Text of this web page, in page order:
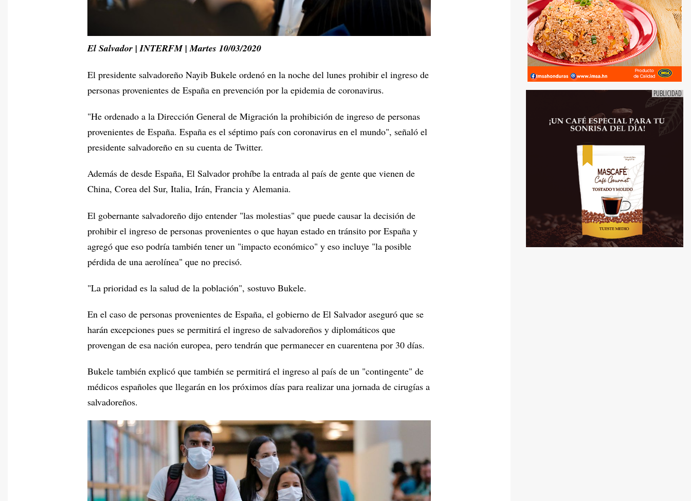
El Salvador | INTERFM | Martes 10/03/2020
El presidente salvadoreño Nayib Bukele ordenó en la noche del lunes prohibir el ingreso de
personas provenientes de España en prevención por la epidemia de coronavirus.
"He ordenado a la Dirección General de Migración la prohibición de ingreso de personas
provenientes de España. España es el séptimo país con coronavirus en el mundo", señaló el
presidente salvadoreño en su cuenta de Twitter.
Además de desde España, El Salvador prohíbe la entrada al país de gente que vienen de
China, Corea del Sur, Italia, Irán, Francia y Alemania.
El gobernante salvadoreño dijo entender "las molestias" que puede causar la decisión de
prohibir el ingreso de personas provenientes o que hayan estado en tránsito por España y
agregó que eso podría también tener un "impacto económico" y eso incluye "la posible
pérdida de una aerolínea" que no precisó.
"La prioridad es la salud de la población", sostuvo Bukele.
En el caso de personas provenientes de España, el gobierno de El Salvador aseguró que se
harán excepciones pues se permitirá el ingreso de salvadoreños y diplomáticos que
provengan de esa nación europea, pero tendrán que permanecer en cuarentena por 30 días.
Bukele también explicó que también se permitirá el ingreso al país de un "contingente" de
médicos españoles que llegarán en los próximos días para realizar una jornada de cirugías a
salvadoreños.